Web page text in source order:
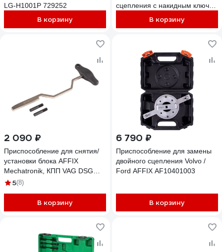
LG-H1001P 729252
В корзину
сцепления с накидным ключом
В корзину
2 090 ₽
Приспособление для снятия/
установки блока AFFIX
Mechatronik, КПП VAG DSG
0AM AF10430003
5(8)
В корзину
6 790 ₽
Приспособление для замены
двойного сцепления Volvo /
Ford AFFIX AF10401003
В корзину